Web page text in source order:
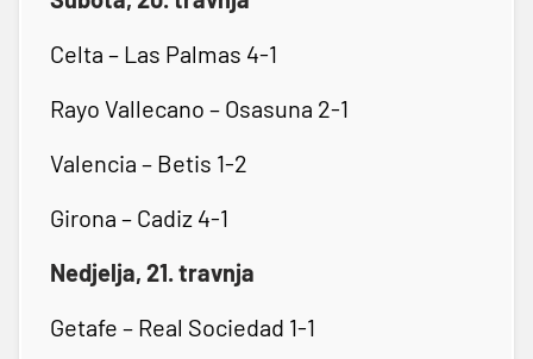
Celta – Las Palmas 4-1
Rayo Vallecano – Osasuna 2-1
Valencia – Betis 1-2
Girona – Cadiz 4-1
Nedjelja, 21. travnja
Getafe – Real Sociedad 1-1